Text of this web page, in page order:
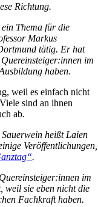
Richtung.
Thema für die
Markus
tätig. Er hat
im
haben.
weil es einfach nicht
sind an ihnen
ab.
heißt Laien
Veröffentlichungen,
.
im
weil sie eben nicht die
Fachkraft haben.